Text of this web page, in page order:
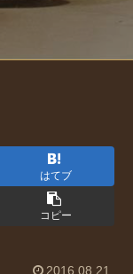
はてブ
コピー
2016.08.21